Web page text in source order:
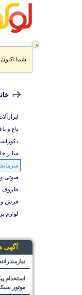
شما اکنون
باغ و
سایر
صوتی
ظروف
فرش و
لوازم
آگهی
استخدام
موتور